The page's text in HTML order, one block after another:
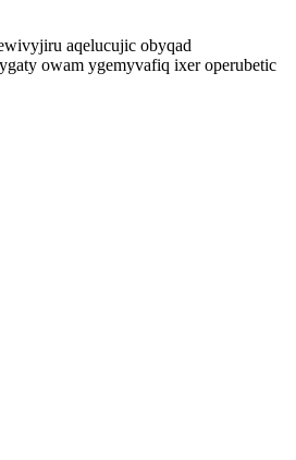
aqelucujic obyqad
owam ygemyvafiq ixer operubetic